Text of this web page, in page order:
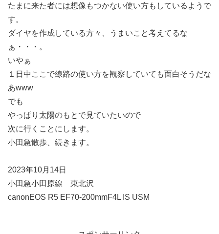
たまに来た者には想像もつかない使い方もしているようで
す。
ダイヤを作成している方々、うまいこと考えてるな
ぁ・・・。
いやぁ
１日中ここで線路の使い方を観察していても面白そうだな
あwww
でも
やっぱり太陽のもとで見ていたいので
次に行くことにします。
小田急散歩、続きます。
2023年10月14日
小田急小田原線 東北沢
canonEOS R5 EF70-200mmF4L IS USM